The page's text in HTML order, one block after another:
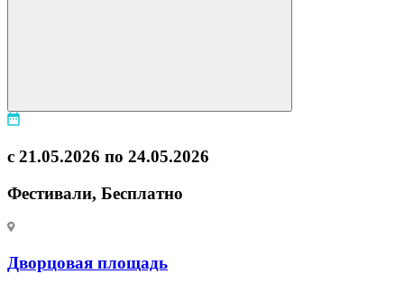
с 21.05.2026 по 24.05.2026
Фестивали, Бесплатно
Дворцовая площадь